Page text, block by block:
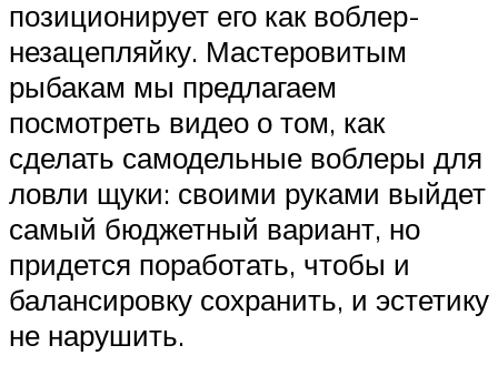
позиционирует его как воблер-
незацепляйку. Мастеровитым
рыбакам мы предлагаем
посмотреть видео о том, как
сделать самодельные воблеры для
ловли щуки: своими руками выйдет
самый бюджетный вариант, но
придется поработать, чтобы и
балансировку сохранить, и эстетику
не нарушить.